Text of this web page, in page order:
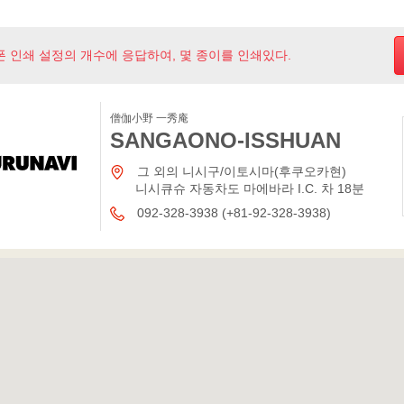
인쇄 설정의 개수에 응답하여, 몇 종이를 인쇄있다.
僧伽小野 一秀庵
SANGAONO-ISSHUAN
그 외의 니시구/이토시마(후쿠오카현)
니시큐슈 자동차도 마에바라 I.C. 차 18분
092-328-3938 (+81-92-328-3938)